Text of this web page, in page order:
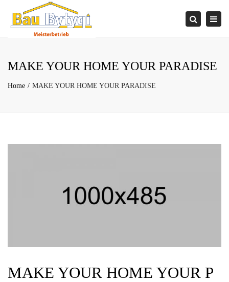
Search
MAKE YOUR HOME YOUR PARADISE
Home MAKE YOUR HOME YOUR PARADISE
MAKE YOUR HOME YOUR P